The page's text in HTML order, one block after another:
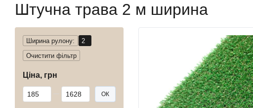
Штучна трава 2 м ширина
Ширина рулону:
2
Очистити фільтр
Ціна, грн
Від Ціна, грн
До Ціна, грн ОК